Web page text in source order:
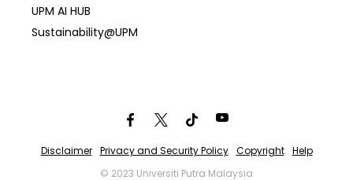
UPM AI HUB
Sustainability@UPM
Disclaimer Privacy and Security Policy Copyright
Help
© 2023 Universiti Putra Malaysia